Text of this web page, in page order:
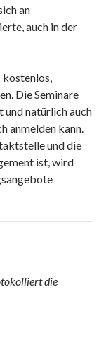
an
auch in der
kostenlos,
Die Seminare
und natürlich auch
anmelden kann.
und die
ist, wird
die